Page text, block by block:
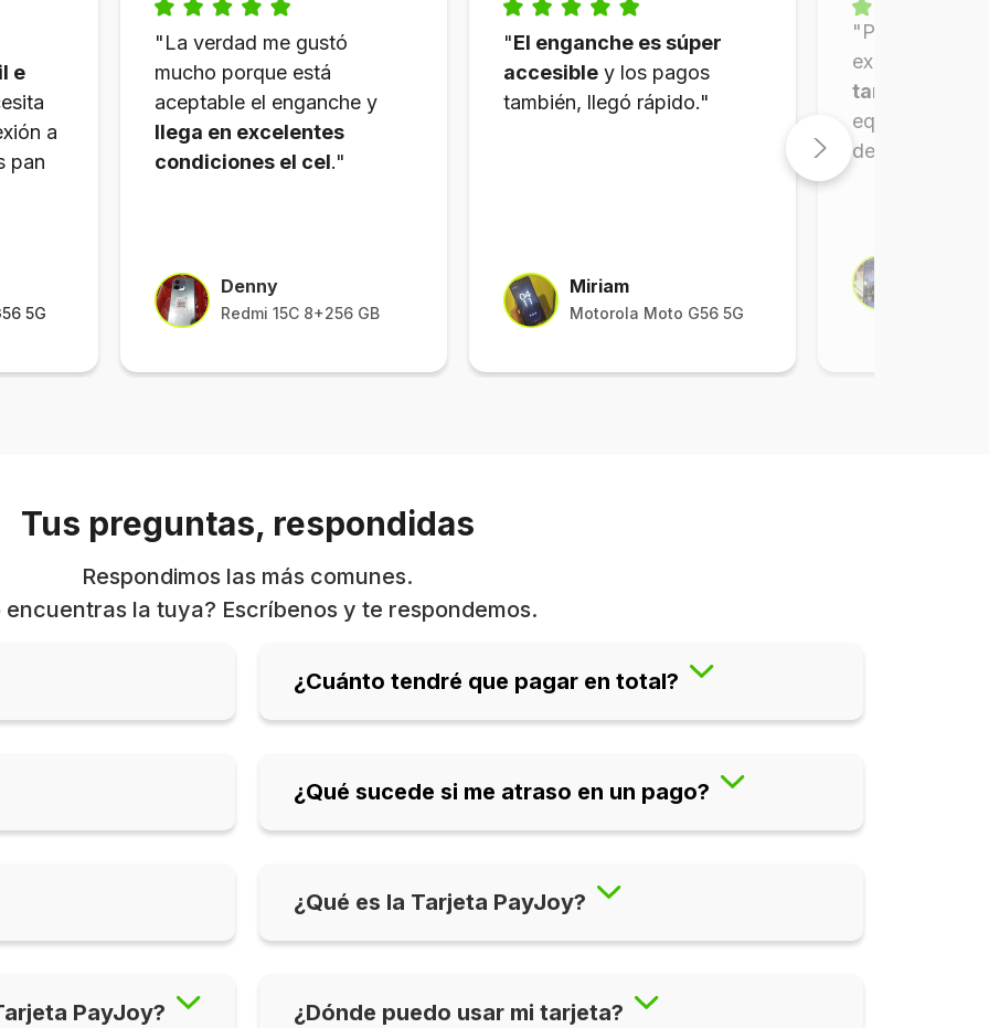
e
a
pan
5G
"La verdad me gustó
mucho porque está
aceptable el enganche y
llega en excelentes
condiciones el cel."
Denny
Redmi 15C 8+256 GB
"El enganche es súper
accesibley los pagos
también, llegó rápido."
Miriam
Motorola Moto G56 5G
"Pagos
excelente y
tantos
equipo llegó
de lo
Tus preguntas, respondidas
Respondimos las más comunes.
encuentras la tuya? Escríbenos y te respondemos.
¿Cuánto tendré que pagar en total?
¿Qué sucede si me atraso en un pago?
¿Qué es la Tarjeta PayJoy?
PayJoy? ¿Dónde puedo usar mi tarjeta?